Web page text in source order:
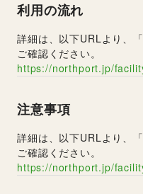
利用の流れ
詳細は、以下URLより、
ご確認ください。
https://northport.jp/
注意事項
詳細は、以下URLより、
ご確認ください。
https://northport.jp/